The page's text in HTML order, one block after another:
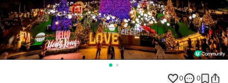
0 0